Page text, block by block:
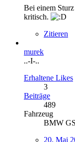
Bei einem
kritisch.
Zitieren
murek
..-I-..
Erhaltene Likes
3
Beiträge
489
Fahrzeug
BMW
20. Mai